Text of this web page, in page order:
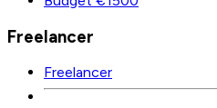
Freelancer
Freelancer